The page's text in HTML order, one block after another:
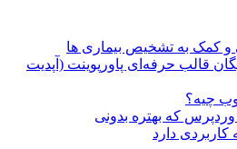
کمک به تشخیص بیماری ها
رایگان قالب حرفه‌ای پاورپوینت (آپدیت
که بهتره بدونی
دارد